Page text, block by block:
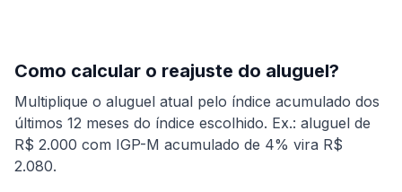
Como calcular o reajuste do aluguel?
Multiplique o aluguel atual pelo índice acumulado dos
últimos 12 meses do índice escolhido. Ex.: aluguel de
R$ 2.000 com IGP-M acumulado de 4% vira R$
2.080.